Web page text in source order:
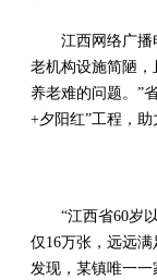
江西网络广播
老机构设施简陋
养老难的问题。”
+夕阳红”工程，助
“江西省60岁
仅16万张，远远
发现，某镇唯一